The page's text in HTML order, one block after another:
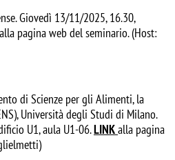
Giovedì 13/11/2025, 16.30,
alla pagina web del seminario. (Host:
di Scienze per gli Alimenti, la
Università degli Studi di Milano.
U1, aula U1-06.LINKalla pagina